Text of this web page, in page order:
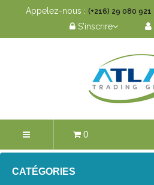
Appelez-nous : (+216) 29 080 921
S'inscrire
0
CATÉGORIES